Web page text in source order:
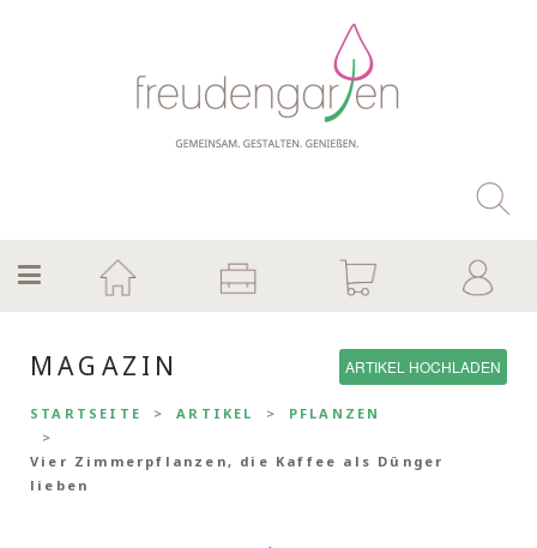
MAGAZIN ARTIKEL HOCHLADEN
STARTSEITE ARTIKEL PFLANZEN
Vier Zimmerpflanzen, die Kaffee als Dünger
lieben